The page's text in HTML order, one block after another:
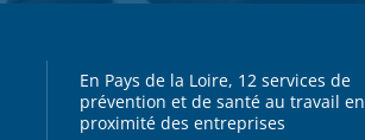
En Pays de la Loire, 12 services de
prévention et de santé au travail en
proximité des entreprises